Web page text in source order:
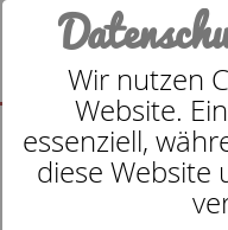
Wir nutzen
Website.
essenziell,
diese Website